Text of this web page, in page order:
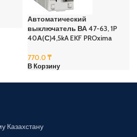
Автоматический
выключатель ВА 47-63, 1P
40А(С)4,5kA EKF PROxima
770.0 ₸
В Корзину
Казахстану